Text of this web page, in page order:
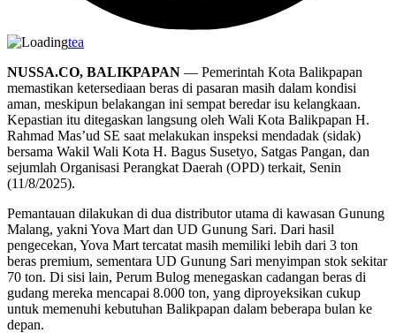
tea
NUSSA.CO, BALIKPAPAN — Pemerintah Kota Balikpapan
memastikan ketersediaan beras di pasaran masih dalam kondisi
aman, meskipun belakangan ini sempat beredar isu kelangkaan.
Kepastian itu ditegaskan langsung oleh Wali Kota Balikpapan H.
Rahmad Mas’ud SE saat melakukan inspeksi mendadak (sidak)
bersama Wakil Wali Kota H. Bagus Susetyo, Satgas Pangan, dan
sejumlah Organisasi Perangkat Daerah (OPD) terkait, Senin
(11/8/2025).
Pemantauan dilakukan di dua distributor utama di kawasan Gunung
Malang, yakni Yova Mart dan UD Gunung Sari. Dari hasil
pengecekan, Yova Mart tercatat masih memiliki lebih dari 3 ton
beras premium, sementara UD Gunung Sari menyimpan stok sekitar
70 ton. Di sisi lain, Perum Bulog menegaskan cadangan beras di
gudang mereka mencapai 8.000 ton, yang diproyeksikan cukup
untuk memenuhi kebutuhan Balikpapan dalam beberapa bulan ke
depan.